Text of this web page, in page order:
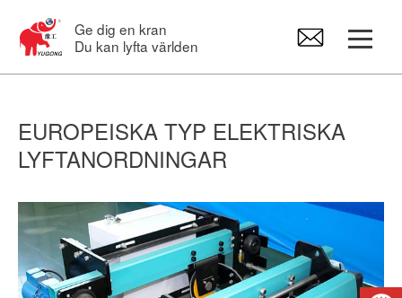
Ge dig en kran
Du kan lyfta världen
Travers
Svängkranar
Kättingtelfrar
EUROPEISKA TYP ELEKTRISKA
LYFTANORDNINGAR